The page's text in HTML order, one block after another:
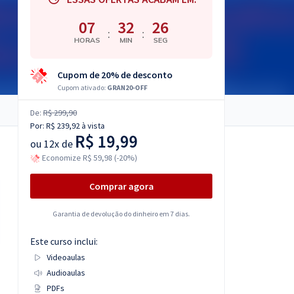
07
HORAS : 32
MIN : 25
SEG
Cupom de 20% de desconto
Cupom ativado: GRAN20-OFF
De: R$ 299,90
Por: R$ 239,92à vista
ou 12x de R$ 19,99
Economize R$ 59,98 (-20%)
Comprar agora
Garantia de devolução do dinheiro em 7 dias.
Este curso inclui:
Videoaulas
Audioaulas
PDFs